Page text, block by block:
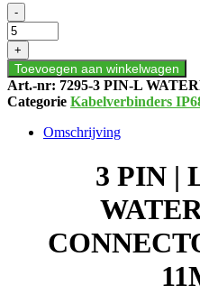
3
PIN
|
L
QUICK
WATERPROOF
CONNECTOR
IP68
-
+
Toevoegen aan winkelwagen
Art.-nr: 7295-3 PIN-L
Categorie Kabelverbinders
Omschrijving
3 PIN |